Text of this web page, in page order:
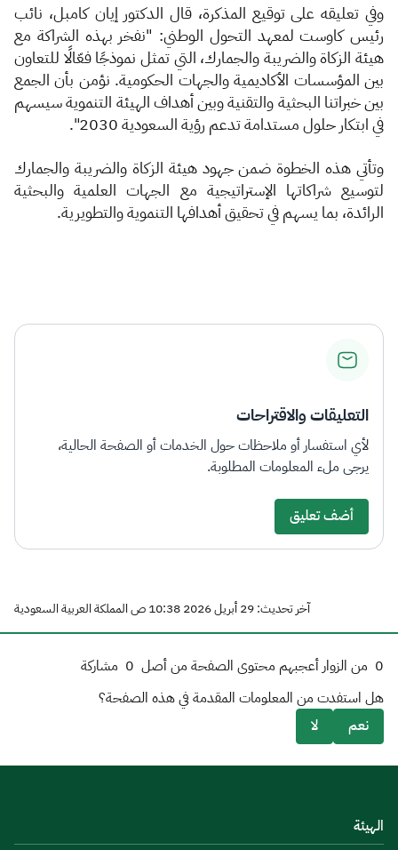
وفي تعليقه على توقيع المذكرة، قال الدكتور إيان كامبل، نائب
رئيس كاوست لمعهد التحول الوطني: "نفخر بهذه الشراكة مع
هيئة الزكاة والضريبة والجمارك، التي تمثل نموذجًا فعّالًا للتعاون
بين المؤسسات الأكاديمية والجهات الحكومية. نؤمن بأن الجمع
بين خبراتنا البحثية والتقنية وبين أهداف الهيئة التنموية سيسهم
في ابتكار حلول مستدامة تدعم رؤية السعودية 2030".
وتأتي هذه الخطوة ضمن جهود هيئة الزكاة والضريبة والجمارك
لتوسيع شراكاتها الإستراتيجية مع الجهات العلمية والبحثية
الرائدة، بما يسهم في تحقيق أهدافها التنموية والتطويرية.
التعليقات والاقتراحات
لأي استفسار أو ملاحظات حول الخدمات أو الصفحة الحالية،
يرجى ملء المعلومات المطلوبة.
أضف تعليق
آخر تحديث: 29 أبريل 2026 10:38 ص المملكة العربية السعودية
0 من الزوار أعجبهم محتوى الصفحة من أصل 0 مشاركة
هل استفدت من المعلومات المقدمة في هذه الصفحة؟
نعم
لا
الهيئة